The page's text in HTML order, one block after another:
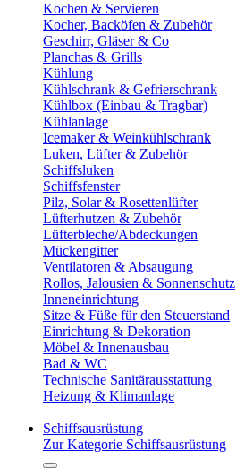
Kochen & Servieren
Kocher, Backöfen & Zubehör
Geschirr, Gläser & Co
Planchas & Grills
Kühlung
Kühlschrank & Gefrierschrank
Kühlbox (Einbau & Tragbar)
Kühlanlage
Icemaker & Weinkühlschrank
Luken, Lüfter & Zubehör
Schiffsluken
Schiffsfenster
Pilz, Solar & Rosettenlüfter
Lüfterhutzen & Zubehör
Lüfterbleche/Abdeckungen
Mückengitter
Ventilatoren & Absaugung
Rollos, Jalousien & Sonnenschutz
Inneneinrichtung
Sitze & Füße für den Steuerstand
Einrichtung & Dekoration
Möbel & Innenausbau
Bad & WC
Technische Sanitärausstattung
Heizung & Klimanlage
Schiffsausrüstung
Zur Kategorie Schiffsausrüstung